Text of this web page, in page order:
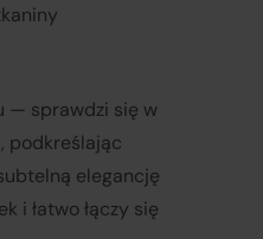
— sprawdzi się w
podkreślając
elegancję
i łatwo łączy się
rozpatruje reklamacje
obsługuje odstąpienie od
przekazuje informacje na
sprzedaży;